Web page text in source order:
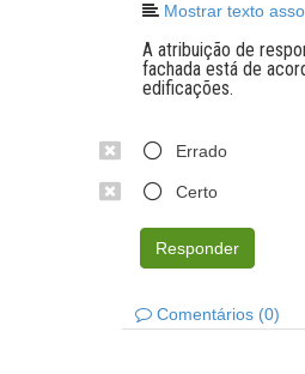
Mostrar texto
A atribuição de
fachada está de
edificações.
Errado
Certo
Responder
Comentários (0)